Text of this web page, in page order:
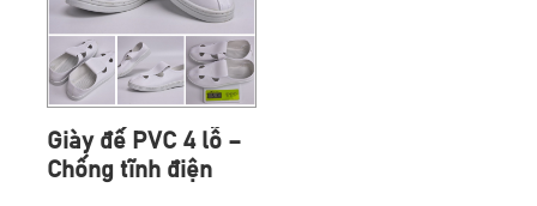
Giày đế PVC 4 lỗ –
Chống tĩnh điện